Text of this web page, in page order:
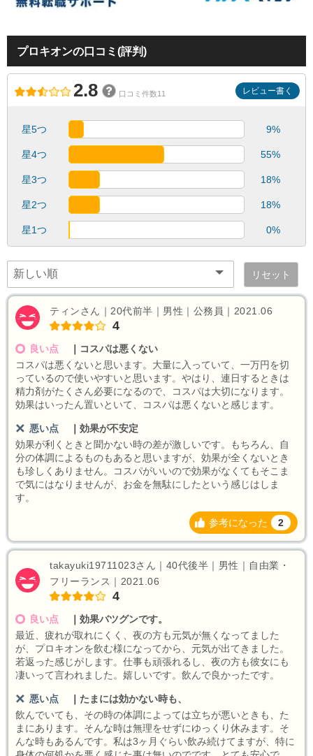
プロキオンの口コミ(評判)
2.8 口コミ件数11 レビュー書く
星5つ 9%
星4つ 55%
星3つ 18%
星2つ 18%
星1つ 0%
リセット
ティンさん｜20代前半｜男性｜公務員｜2021.06
4
良い点
コスパは悪くない
コスパは悪くないと思います。大量に入っていて、一万円を切
っているので使いやすいと思います。やはり、連日するときは
精力剤がたくさん必要になるので、コスパは大切になります。
効果はいったん置いといて、コスパは悪くないと感じます。
悪い点
効果が不安定
効果が利くときと聞かない時の差が激しいです。もちろん、自
分の体調によるものもあると思いますが、効果が全くないとき
も珍しくありません。コスパがいいので効果がなくてもそこま
で気にはなりませんが、お金を無駄にしたという感じはしま
す。
参考になった 2
takayuki19711023さん｜40代後半｜男性｜自由業・
フリーランス｜2021.06
4
良い点
効果バツグンです。
最近、疲れが取れにくく、夜の方も元気が無くなってました
が、プロキオンを飲む様になってから、元気が出てきました。
若返った感じがします。仕事も頑張れるし、夜の方も彼女にも
凄いって言われました。嬉しいです。飲んで良かったです。
悪い点
たまには効かない時も、
飲んでいても、その時の体調によっては立ちが悪いときも、た
まにあります。そんな時は無理をせずにゆっくり休みます。そ
んな時もあるんです。私は3ヶ月ぐらい飲み続けてますが、特に